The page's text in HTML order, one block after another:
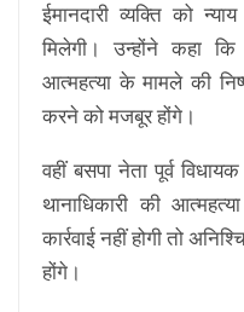
ईमानदारी व्यक्ति को
मिलेगी। उन्होंने कहा कि
आत्महत्या के मामले की
करने को मजबूर होंगे।
वहीं बसपा नेता पूर्व
थानाधिकारी की
कार्रवाई नहीं होगी तो
होंगे।